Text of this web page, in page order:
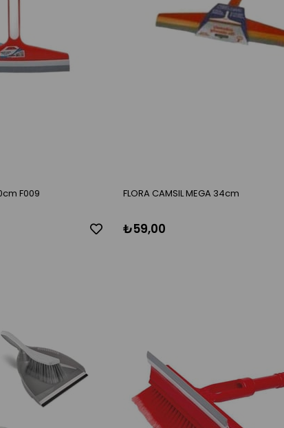
F009 FLORA CAMSIL MEGA 34cm
₺59,00